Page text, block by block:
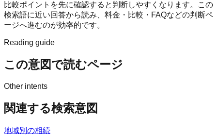
比較ポイントを先に確認すると判断しやすくなります。この
検索語に近い回答から読み、料金・比較・FAQなどの判断ペ
ージへ進むのが効率的です。
Reading guide
この意図で読むページ
Other intents
関連する検索意図
地域別の相続